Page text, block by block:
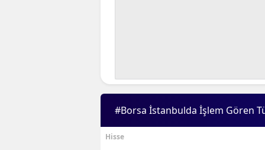
#Borsa İstanbulda İşlem Gören
Hisse